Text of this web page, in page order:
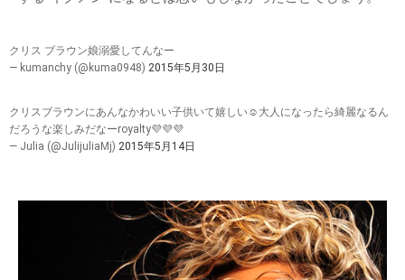
クリス ブラウン娘溺愛してんなー
— kumanchy (@kuma0948) 2015年5月30日
クリスブラウンにあんなかわいい子供いて嬉しい☺️大人になったら綺麗なるん
だろうな楽しみだなーroyalty💜💜💜
— Julia (@JulijuliaMj) 2015年5月14日